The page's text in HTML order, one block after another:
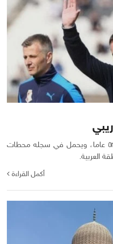
ويبلغ المدرب الصربي من العمر ٥٣ عاما، ويحمل في سجله محطات
العربية.
أكمل القراءة